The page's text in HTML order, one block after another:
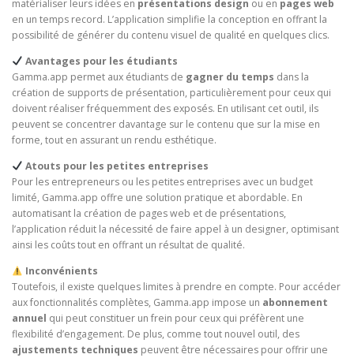
matérialiser leurs idées en présentations design ou en pages web
en un temps record. L’application simplifie la conception en offrant la
possibilité de générer du contenu visuel de qualité en quelques clics.
Avantages pour les étudiants
Gamma.app permet aux étudiants de gagner du temps dans la
création de supports de présentation, particulièrement pour ceux qui
doivent réaliser fréquemment des exposés. En utilisant cet outil, ils
peuvent se concentrer davantage sur le contenu que sur la mise en
forme, tout en assurant un rendu esthétique.
Atouts pour les petites entreprises
Pour les entrepreneurs ou les petites entreprises avec un budget
limité, Gamma.app offre une solution pratique et abordable. En
automatisant la création de pages web et de présentations,
l’application réduit la nécessité de faire appel à un designer, optimisant
ainsi les coûts tout en offrant un résultat de qualité.
Inconvénients
Toutefois, il existe quelques limites à prendre en compte. Pour accéder
aux fonctionnalités complètes, Gamma.app impose un abonnement
annuel qui peut constituer un frein pour ceux qui préfèrent une
flexibilité d’engagement. De plus, comme tout nouvel outil, des
ajustements techniques peuvent être nécessaires pour offrir une